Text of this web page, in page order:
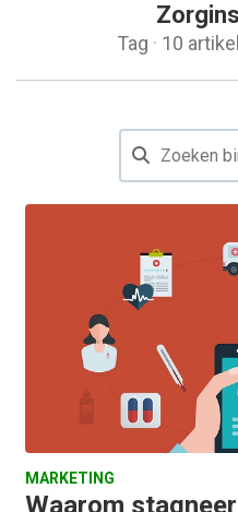
Tag · 10
MARKETING
Waarom